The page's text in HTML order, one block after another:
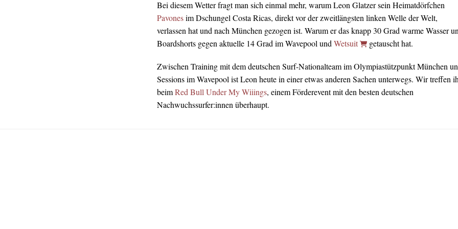
Bei diesem Wetter fragt man sich einmal mehr, warum Leon Glatzer sein Heimatdörfchen
Pavonesim Dschungel Costa Ricas, direkt vor der zweitlängsten linken Welle der Welt,
verlassen hat und nach München gezogen ist. Warum er das knapp 30 Grad warme Wasser
Boardshorts gegen aktuelle 14 Grad im Wavepool undWetsuit getauscht hat.
Zwischen Training mit dem deutschen Surf-Nationalteam im Olympiastützpunkt München
Sessions im Wavepool ist Leon heute in einer etwas anderen Sachen unterwegs. Wir treffen
beimRed Bull Under My Wiiings, einem Förderevent mit den besten deutschen
Nachwuchssurfer:innen überhaupt.